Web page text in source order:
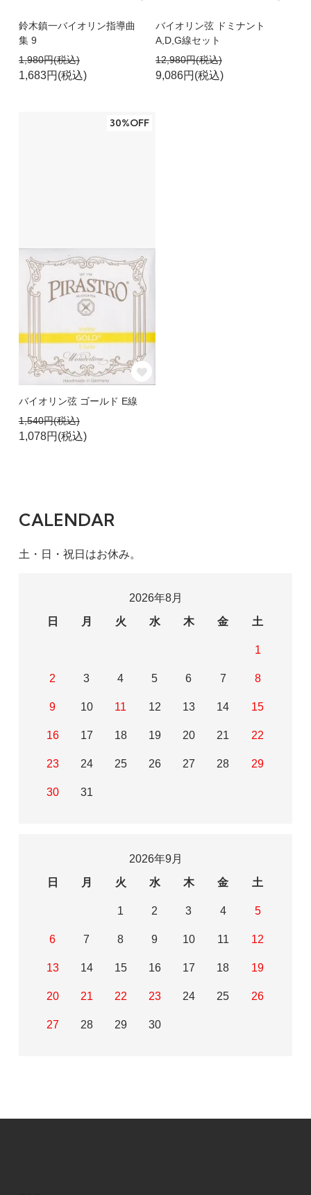
鈴木鎮一バイオリン指導曲
集 9
1,980円(税込)
1,683円(税込)
バイオリン弦 ドミナント
A,D,G線セット
12,980円(税込)
9,086円(税込)
30%OFF
バイオリン弦 ゴールド E線
1,540円(税込)
1,078円(税込)
CALENDAR
土・日・祝日はお休み。
2026年8月
日
月 火 水 木 金 土
1
2 3 4 5 6 7 8
9 10 11 12 13 14 15
16 17 18 19 20 21 22
23 24 25 26 27 28 29
30 31
2026年9月
日
月 火 水 木 金 土
1 2 3 4 5
6 7 8 9 10 11 12
13 14 15 16 17 18 19
20 21 22 23 24 25 26
27 28 29 30